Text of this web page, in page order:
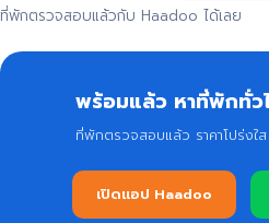
ที่พักตรวจสอบแล้วกับ Haadoo ได้เลย
พร้อมแล้ว หาที่พักทั่
ที่พักตรวจสอบแล้ว ราคาโปร่งใ
เปิดแอป Haadoo